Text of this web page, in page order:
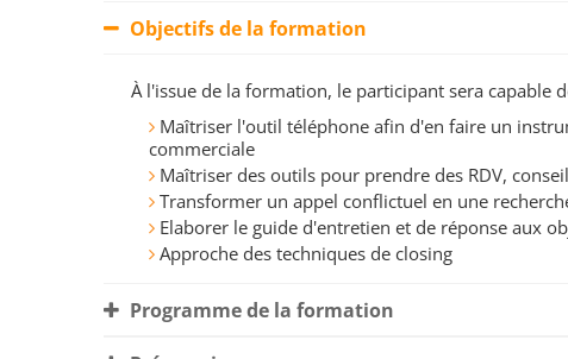
Objectifs de la formation
À l'issue de la formation, le participant sera capable
Maîtriser l'outil téléphone afin d'en faire un
commerciale
Maîtriser des outils pour prendre des RDV,
Transformer un appel conflictuel en une
Elaborer le guide d'entretien et de réponse aux
Approche des techniques de closing
Programme de la formation